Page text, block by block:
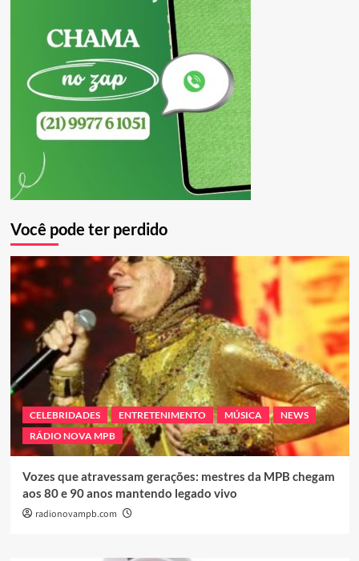
Você pode ter perdido
CELEBRIDADES ENTRETENIMENTO MÚSICA
NEWS
RÁDIO NOVA MPB
Vozes que atravessam gerações: mestres da MPB chegam
aos 80 e 90 anos mantendo legado vivo
radionovampb.com